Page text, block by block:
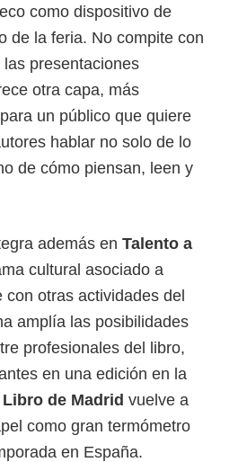
como dispositivo de
de la feria. No compite con
presentaciones
otra capa, más
un público que quiere
hablar no solo de lo
de cómo piensan, leen y
además en Talento a
cultural asociado a
con otras actividades del
amplía las posibilidades
profesionales del libro,
en una edición en la
de Madrid vuelve a
como gran termómetro
en España.